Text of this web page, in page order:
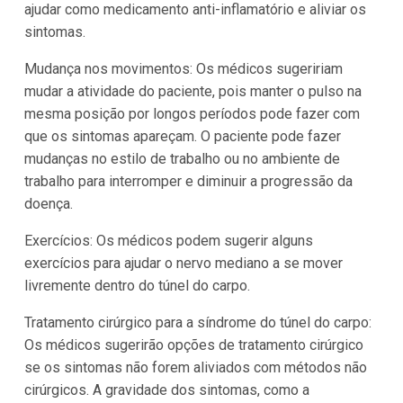
ajudar como medicamento anti-inflamatório e aliviar os
sintomas.
Mudança nos movimentos: Os médicos sugeririam
mudar a atividade do paciente, pois manter o pulso na
mesma posição por longos períodos pode fazer com
que os sintomas apareçam. O paciente pode fazer
mudanças no estilo de trabalho ou no ambiente de
trabalho para interromper e diminuir a progressão da
doença.
Exercícios: Os médicos podem sugerir alguns
exercícios para ajudar o nervo mediano a se mover
livremente dentro do túnel do carpo.
Tratamento cirúrgico para a síndrome do túnel do carpo:
Os médicos sugerirão opções de tratamento cirúrgico
se os sintomas não forem aliviados com métodos não
cirúrgicos. A gravidade dos sintomas, como a